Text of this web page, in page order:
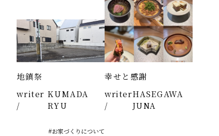
地鎮祭
writer
/
KUMADA
RYU
幸せと感謝
writer
/
HASEGAWA
JUNA
#お家づくりについて